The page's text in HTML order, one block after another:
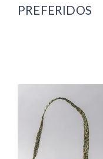
PREFERIDOS